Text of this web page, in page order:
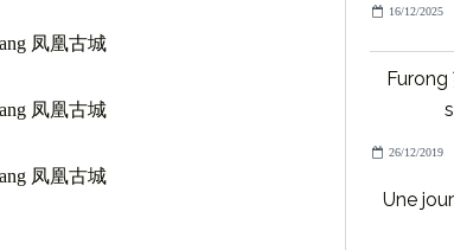
16/12/2025
Furong
26/12/2019
Une